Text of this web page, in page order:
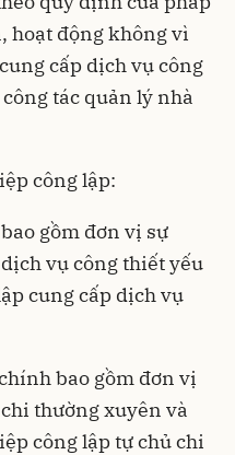
hoạt động không vì
cấp dịch vụ công
tác quản lý nhà
công lập:
gồm đơn vị sự
vụ công thiết yếu
cung cấp dịch vụ
bao gồm đơn vị
thường xuyên và
công lập tự chủ chi